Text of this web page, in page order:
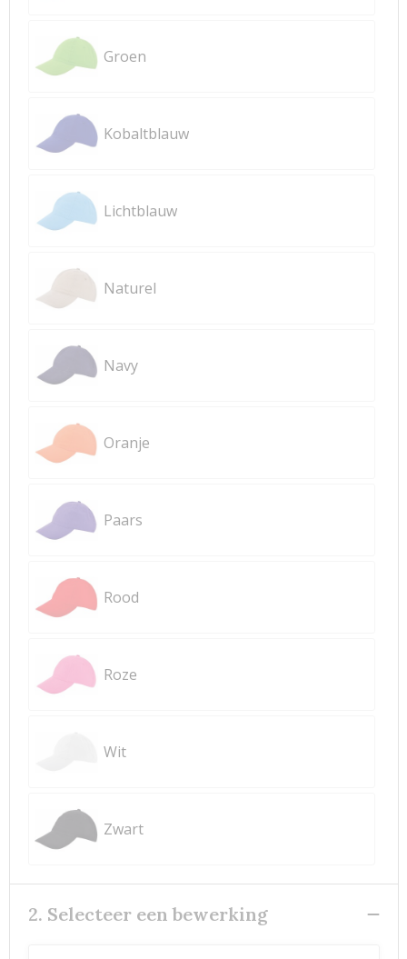
Groen
Kobaltblauw
Lichtblauw
Naturel
Navy
Oranje
Paars
Rood
Roze
Wit
Zwart
2. Selecteer een bewerking